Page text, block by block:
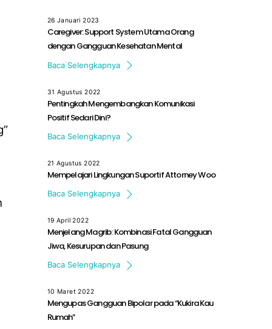
26 Januari 2023
Caregiver: Support System Utama Orang
dengan Gangguan Kesehatan Mental
Penanganan gangguan kesehatan mental terus […]
Baca Selengkapnya
31 Agustus 2022
Pentingkah Mengembangkan Komunikasi
Positif Sedari Dini?
Komunikasi berlangsung secara dua arah. […]
Baca Selengkapnya
21 Agustus 2022
Mempelajari Lingkungan Suportif Attorney Woo
Extraordinary Attorney Woo merupakan serial […]
Baca Selengkapnya
19 April 2022
Menjelang Magrib: Kombinasi Fatal Gangguan
Jiwa, Kesurupan dan Pasung
Film ‘Menjelang Magrib’ merupakan produksi […]
Baca Selengkapnya
10 Maret 2022
Mengupas Gangguan Bipolar pada “Kukira Kau
Rumah”
Film “Kukira Kau Rumah” yang […]